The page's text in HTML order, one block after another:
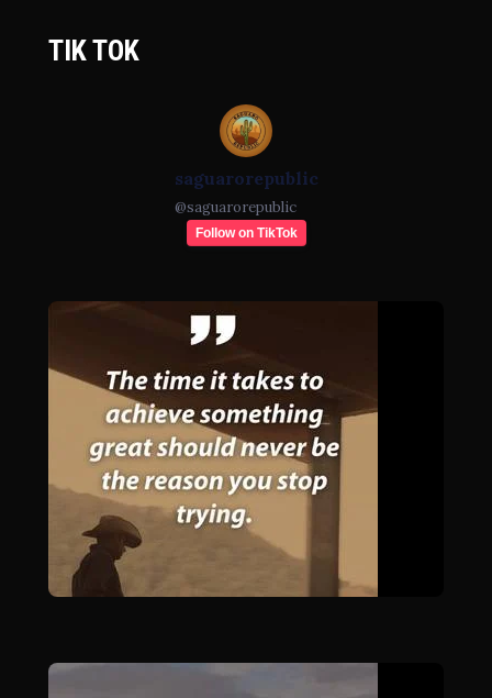
TIK TOK
saguarorepublic
@saguarorepublic
Follow on TikTok